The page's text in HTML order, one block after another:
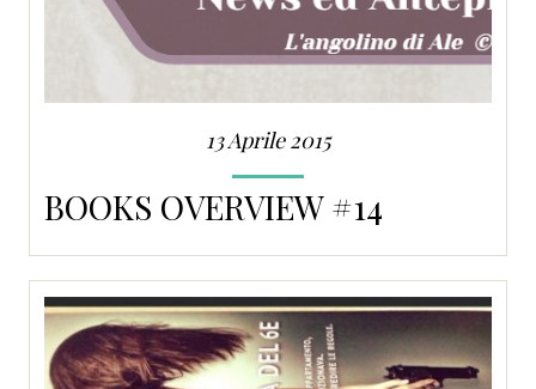
13 Aprile 2015
BOOKS OVERVIEW #14